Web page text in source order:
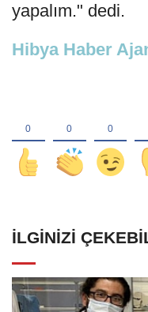
yapalım." dedi.
Hibya Haber
İLGINIZI